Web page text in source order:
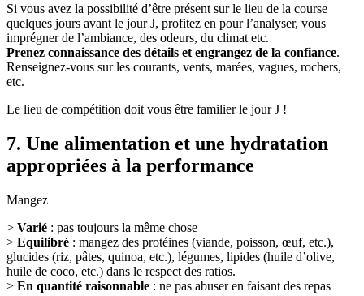
Si vous avez la possibilité d’être présent sur le lieu de la course
quelques jours avant le jour J, profitez en pour l’analyser, vous
imprégner de l’ambiance, des odeurs, du climat etc.
Prenez connaissance des détails et engrangez de la confiance.
Renseignez-vous sur les courants, vents, marées, vagues, rochers,
etc.
Le lieu de compétition doit vous être familier le jour J !
7. Une alimentation et une hydratation
appropriées à la performance
Mangez
> Varié : pas toujours la même chose
> Equilibré : mangez des protéines (viande, poisson, œuf, etc.),
glucides (riz, pâtes, quinoa, etc.), légumes, lipides (huile d’olive,
huile de coco, etc.) dans le respect des ratios.
> En quantité raisonnable : ne pas abuser en faisant des repas